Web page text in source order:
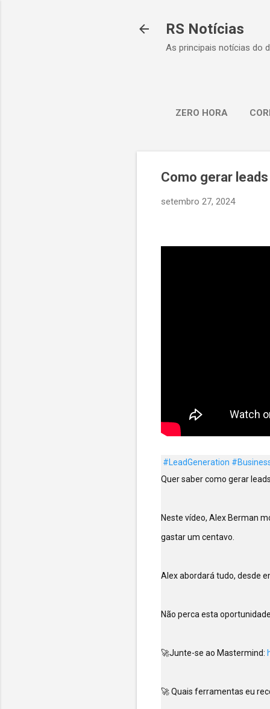
RS Notícias
As principais notícias do
ZERO HORA
Como gerar
setembro 27, 2024
#LeadGeneration
Quer saber como gerar
Neste vídeo, Alex Berman
gastar um centavo.
Alex abordará tudo, desde
Não perca esta
🚀Junte-se ao Mastermind:
🚀 Quais ferramentas eu